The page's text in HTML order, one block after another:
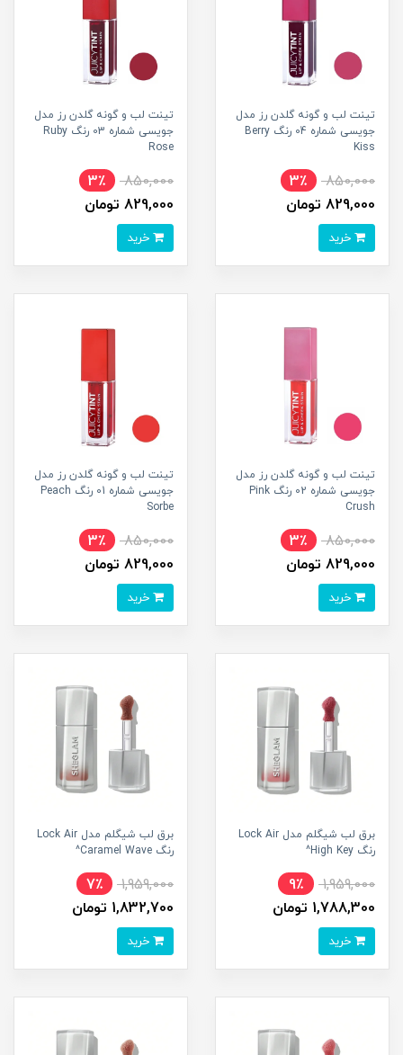
تینت لب و گونه گلدن رز مدل
جویسی شماره 04 رنگ Berry
Kiss
850,000
3٪
829,000 تومان
تینت لب و گونه گلدن رز مدل
جویسی شماره 03 رنگ Ruby
Rose
850,000
3٪
829,000 تومان
تینت لب و گونه گلدن رز مدل
جویسی شماره 02 رنگ Pink
Crush
850,000
3٪
829,000 تومان
تینت لب و گونه گلدن رز مدل
جویسی شماره 01 رنگ Peach
Sorbe
850,000
3٪
829,000 تومان
برق لب شیگلم مدل Lock Air
رنگ High Key^
1,959,000
9٪
1,788,300 تومان
برق لب شیگلم مدل Lock Air
رنگ Caramel Wave^
1,959,000
7٪
1,832,700 تومان